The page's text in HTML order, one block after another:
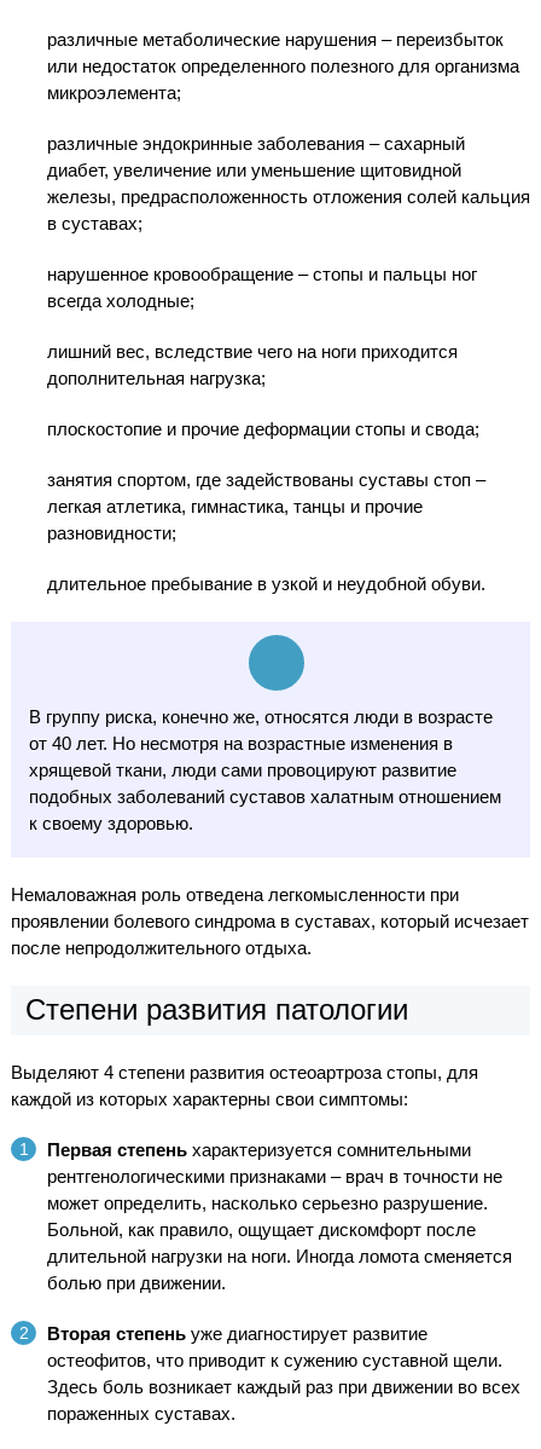
различные метаболические нарушения – переизбыток
или недостаток определенного полезного для организма
микроэлемента;
различные эндокринные заболевания – сахарный
диабет, увеличение или уменьшение щитовидной
железы, предрасположенность отложения солей кальция
в суставах;
нарушенное кровообращение – стопы и пальцы ног
всегда холодные;
лишний вес, вследствие чего на ноги приходится
дополнительная нагрузка;
плоскостопие и прочие деформации стопы и свода;
занятия спортом, где задействованы суставы стоп –
легкая атлетика, гимнастика, танцы и прочие
разновидности;
длительное пребывание в узкой и неудобной обуви.
В группу риска, конечно же, относятся люди в возрасте
от 40 лет. Но несмотря на возрастные изменения в
хрящевой ткани, люди сами провоцируют развитие
подобных заболеваний суставов халатным отношением
к своему здоровью.
Немаловажная роль отведена легкомысленности при
проявлении болевого синдрома в суставах, который исчезает
после непродолжительного отдыха.
Степени развития патологии
Выделяют 4 степени развития остеоартроза стопы, для
каждой из которых характерны свои симптомы:
Первая степеньхарактеризуется сомнительными
рентгенологическими признаками – врач в точности не
может определить, насколько серьезно разрушение.
Больной, как правило, ощущает дискомфорт после
длительной нагрузки на ноги. Иногда ломота сменяется
болью при движении.
Вторая степеньуже диагностирует развитие
остеофитов, что приводит к сужению суставной щели.
Здесь боль возникает каждый раз при движении во всех
пораженных суставах.